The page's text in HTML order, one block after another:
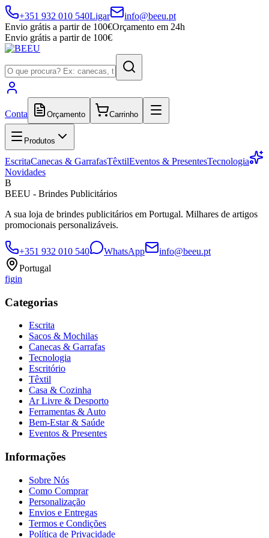
+351 932 010 540Ligar
info@beeu.pt
Envio grátis a partir de 100€Orçamento em 24h
Envio grátis a partir de 100€
Conta Orçamento Carrinho
Produtos
EscritaCanecas & GarrafasTêxtilEventos & PresentesTecnologia
Novidades
B
BEEU - Brindes Publicitários
A sua loja de brindes publicitários em Portugal. Milhares de artigos
promocionais personalizáveis.
+351 932 010 540 WhatsApp
info@beeu.pt
Portugal
figin
Categorias
Escrita
Sacos & Mochilas
Canecas & Garrafas
Tecnologia
Escritório
Têxtil
Casa & Cozinha
Ar Livre & Desporto
Ferramentas & Auto
Bem-Estar & Saúde
Eventos & Presentes
Informações
Sobre Nós
Como Comprar
Personalização
Envios e Entregas
Termos e Condições
Política de Privacidade